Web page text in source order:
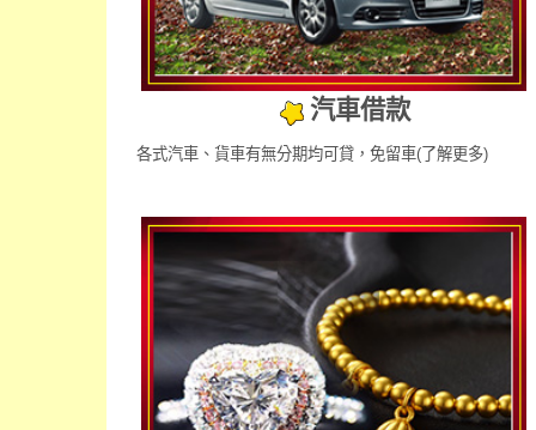
汽車借款
各式汽車、貨車有無分期均可貸，免留車(了解更多)